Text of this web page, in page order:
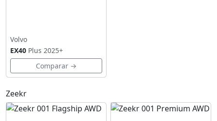
Volvo
EX40 Plus 2025+
Comparar →
Zeekr